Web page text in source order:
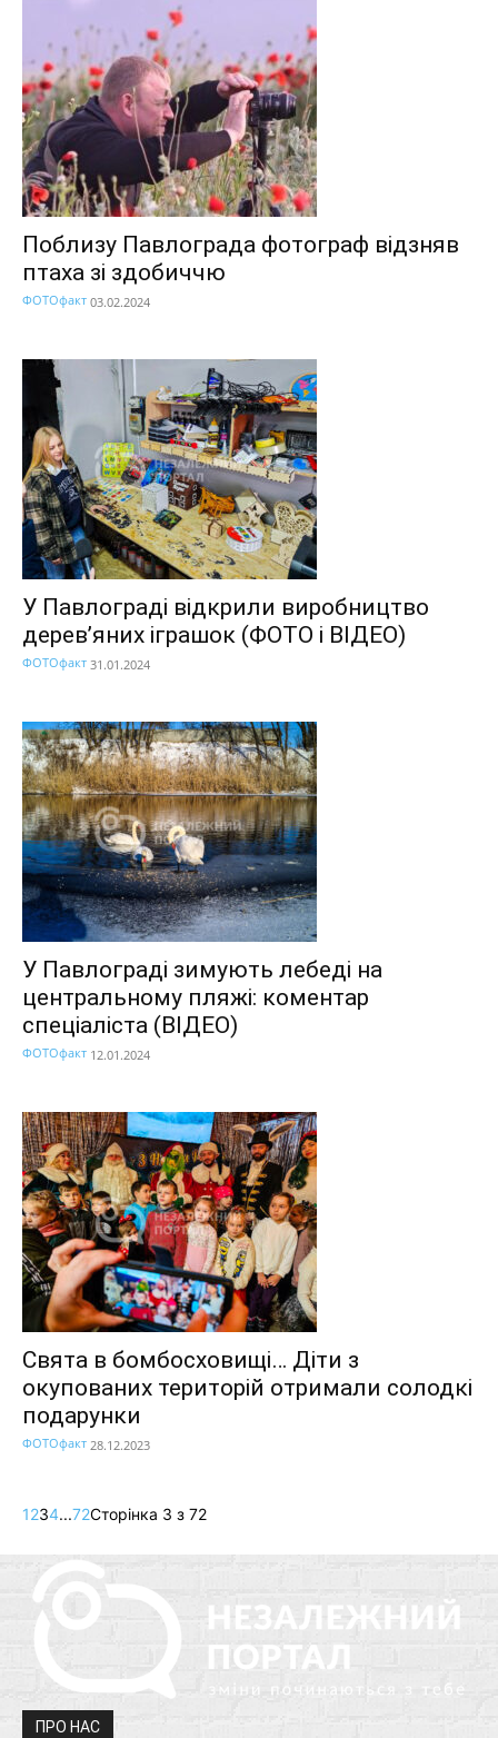
Поблизу Павлограда фотограф відзняв
птаха зі здобиччю
ФОТОфакт 03.02.2024
У Павлограді відкрили виробництво
дерев’яних іграшок (ФОТО і ВІДЕО)
ФОТОфакт 31.01.2024
У Павлограді зимують лебеді на
центральному пляжі: коментар
спеціаліста (ВІДЕО)
ФОТОфакт 12.01.2024
Свята в бомбосховищі… Діти з
окупованих територій отримали солодкі
подарунки
ФОТОфакт 28.12.2023
1234...72Сторінка 3 з 72
ПРО НАС